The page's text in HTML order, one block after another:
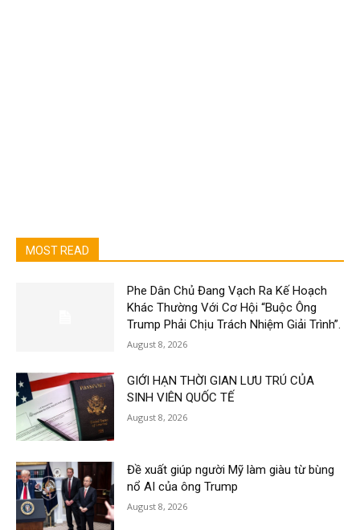
MOST READ
Phe Dân Chủ Đang Vạch Ra Kế Hoạch
Khác Thường Với Cơ Hội “Buộc Ông
Trump Phải Chịu Trách Nhiệm Giải Trình”.
August 8, 2026
GIỚI HẠN THỜI GIAN LƯU TRÚ CỦA
SINH VIÊN QUỐC TẾ
August 8, 2026
Đề xuất giúp người Mỹ làm giàu từ bùng
nổ AI của ông Trump
August 8, 2026